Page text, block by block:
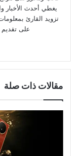
يغطي أحدث الأخبار
تزويد القارئ
على تقديم
مقالات ذات صلة